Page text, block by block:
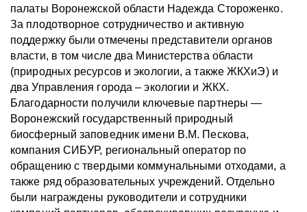
палаты Воронежской области Надежда Стороженко.
За плодотворное сотрудничество и активную
поддержку были отмечены представители органов
власти, в том числе два Министерства области
(природных ресурсов и экологии, а также ЖКХиЭ) и
два Управления города – экологии и ЖКХ.
Благодарности получили ключевые партнеры —
Воронежский государственный природный
биосферный заповедник имени В.М. Пескова,
компания СИБУР, региональный оператор по
обращению с твердыми коммунальными отходами, а
также ряд образовательных учреждений. Отдельно
были награждены руководители и сотрудники